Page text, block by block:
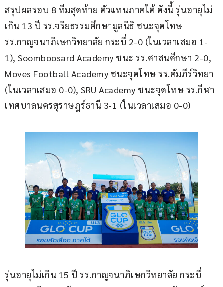
สรุปผลรอบ 8 ทีมสุดท้าย ตัวแทนภาคใต้ ดังนี้ รุ่นอายุไม่
เกิน 13 ปี รร.จริยธรรมศึกษามูลนิธิ ชนะจุดโทษ
รร.กาญจนาภิเษกวิทยาลัย กระบี่ 2-0 (ในเวลาเสมอ 1-
1), Soomboosard Academy ชนะ รร.ศาสนศึกษา 2-0,
Moves Football Academy ชนะจุดโทษ รร.คัมภีร์วิทยา
(ในเวลาเสมอ 0-0), SRU Academy ชนะจุดโทษ รร.กีฬา
เทศบาลนครสุราษฎร์ธานี 3-1 (ในเวลาเสมอ 0-0)
รุ่นอายุไม่เกิน 15 ปี รร.กาญจนาภิเษกวิทยาลัย กระบี่